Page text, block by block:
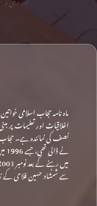
ماہ نامہ حجاب اسلامی
اخلاقیات اور تعلیمات پر
سے شمشاد حسین فلاحی کے